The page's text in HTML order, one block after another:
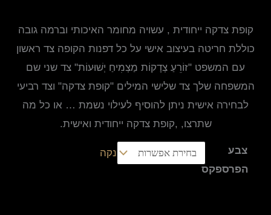
קופת צדקה ייחודית , עשויה מחומר האיכותי וברמה גובה
כוללת חריטה בעיצוב אישי על כל דפנות הקופה צד ראשון
עם המשפט "זוֹרֵעַ צְדָקוֹת מַצְמִיחַ יְשׁוּעוֹת" צד שני שם
המשפחה שלך צד שלישי המילים "קופת צדקה" וצד רביעי
לבחירה אישית ניתן להוסיף לעילוי נשמת … או כל מה
שתרצו, ,קופת צדקה ייחודית ואישית.
צבע
הפרספקס
נקה